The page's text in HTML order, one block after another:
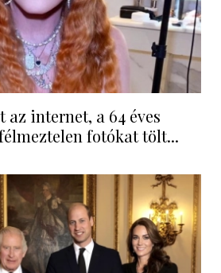
az internet, a 64 éves
fotókat tölt...